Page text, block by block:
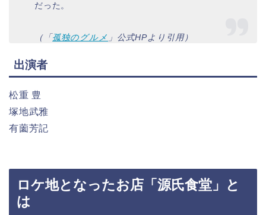
だった。
（「 孤独のグルメ 」公式HPより引用）
出演者
松重 豊
塚地武雅
有薗芳記
ロケ地となったお店「源氏食堂」と
は